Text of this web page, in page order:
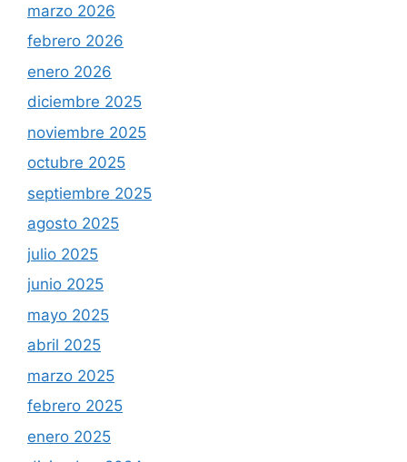
marzo 2026
febrero 2026
enero 2026
diciembre 2025
noviembre 2025
octubre 2025
septiembre 2025
agosto 2025
julio 2025
junio 2025
mayo 2025
abril 2025
marzo 2025
febrero 2025
enero 2025